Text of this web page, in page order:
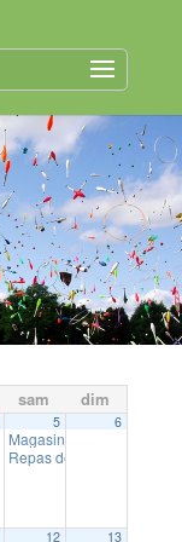
sam dim
5
Magasin gratuit –
Repas des aînés
6
12 13